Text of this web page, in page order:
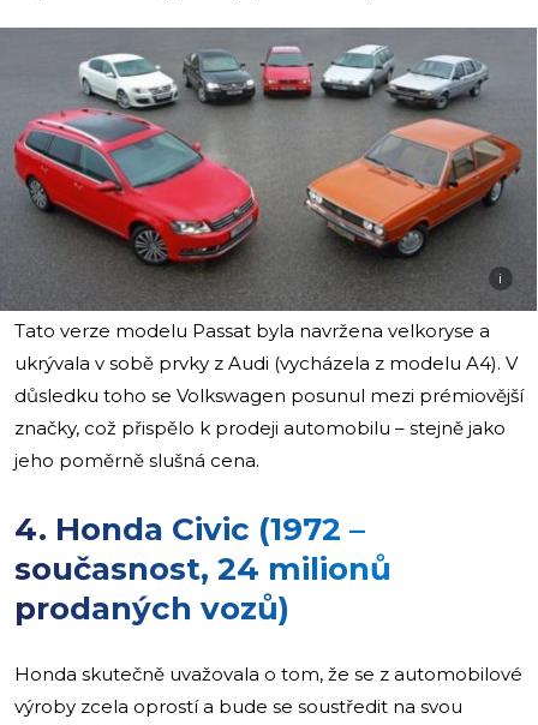
i
Tato verze modelu Passat byla navržena velkoryse a
ukrývala v sobě prvky z Audi (vycházela z modelu A4). V
důsledku toho se Volkswagen posunul mezi prémiovější
značky, což přispělo k prodeji automobilu – stejně jako
jeho poměrně slušná cena.
4. Honda Civic (1972 –
současnost, 24 milionů
prodaných vozů)
Honda skutečně uvažovala o tom, že se z automobilové
výroby zcela oprostí a bude se soustředit na svou